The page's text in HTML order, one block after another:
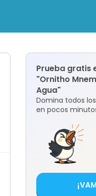
Prueba gratis
"Ornitho
Agua"
Domina todos
en pocos